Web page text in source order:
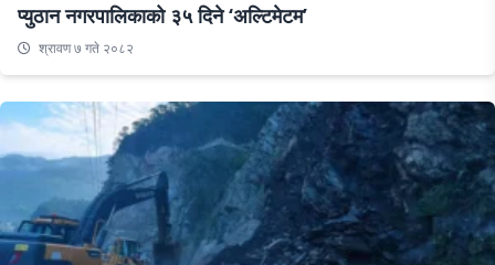
प्युठान नगरपालिकाको ३५ दिने ‘अल्टिमेटम’
श्रावण ७ गते २०८२